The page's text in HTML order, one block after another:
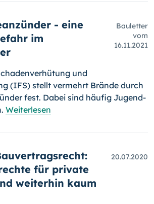
- eine
im
Bauletter
vom
16.11.2021
und
(IFS) stellt ver­mehrt Brände durch
fest. Dabei sind häufig Jugend­
Weiterlesen
für private
weiterhin kaum
20.07.2020